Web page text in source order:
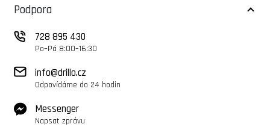
Podpora
728 895 430
Po–Pá 8:00–16:30
info@drillo.cz
Odpovídáme do 24 hodin
Messenger
Napsat zprávu